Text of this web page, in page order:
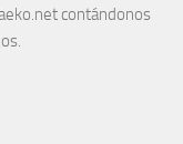
contándonos